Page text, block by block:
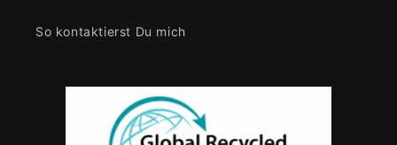
So kontaktierst Du mich